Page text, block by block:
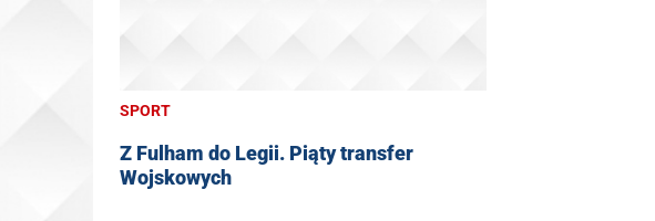
SPORT
Z Fulham do Legii. Piąty transfer
Wojskowych